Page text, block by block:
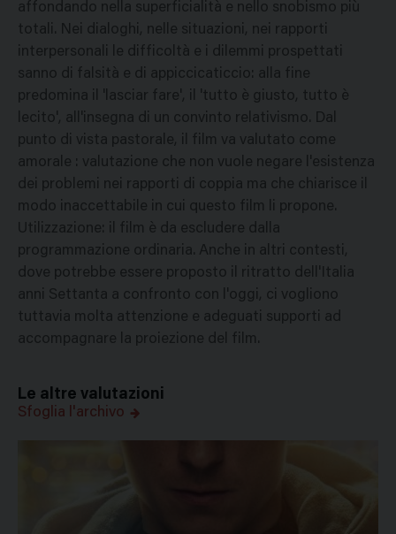
affondando nella superficialità e nello snobismo più
totali. Nei dialoghi, nelle situazioni, nei rapporti
interpersonali le difficoltà e i dilemmi prospettati
sanno di falsità e di appiccicaticcio: alla fine
predomina il 'lasciar fare', il 'tutto è giusto, tutto è
lecito', all'insegna di un convinto relativismo. Dal
punto di vista pastorale, il film va valutato come
amorale : valutazione che non vuole negare l'esistenza
dei problemi nei rapporti di coppia ma che chiarisce il
modo inaccettabile in cui questo film li propone.
Utilizzazione: il film è da escludere dalla
programmazione ordinaria. Anche in altri contesti,
dove potrebbe essere proposto il ritratto dell'Italia
anni Settanta a confronto con l'oggi, ci vogliono
tuttavia molta attenzione e adeguati supporti ad
accompagnare la proiezione del film.
Le altre valutazioni
Sfoglia l'archivo